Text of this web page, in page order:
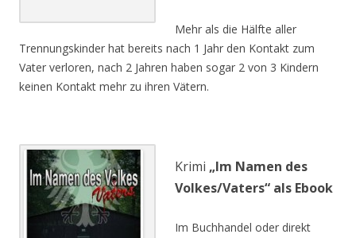
Mehr als die Hälfte aller
Trennungskinder hat bereits nach 1 Jahr den Kontakt zum
Vater verloren, nach 2 Jahren haben sogar 2 von 3 Kindern
keinen Kontakt mehr zu ihren Vätern.
Krimi „Im Namen des
Volkes/Vaters“ als Ebook
Im Buchhandel oder direkt